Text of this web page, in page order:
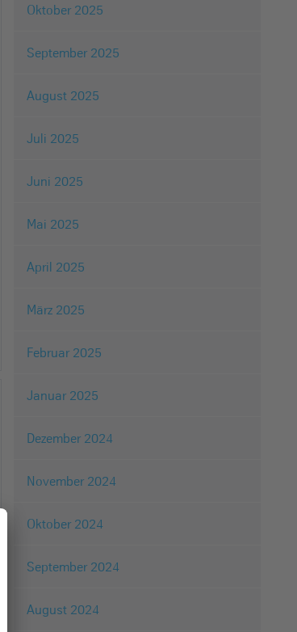
Oktober 2025
September 2025
August 2025
Juli 2025
Juni 2025
Mai 2025
April 2025
März 2025
Februar 2025
Januar 2025
Dezember 2024
November 2024
Oktober 2024
September 2024
August 2024